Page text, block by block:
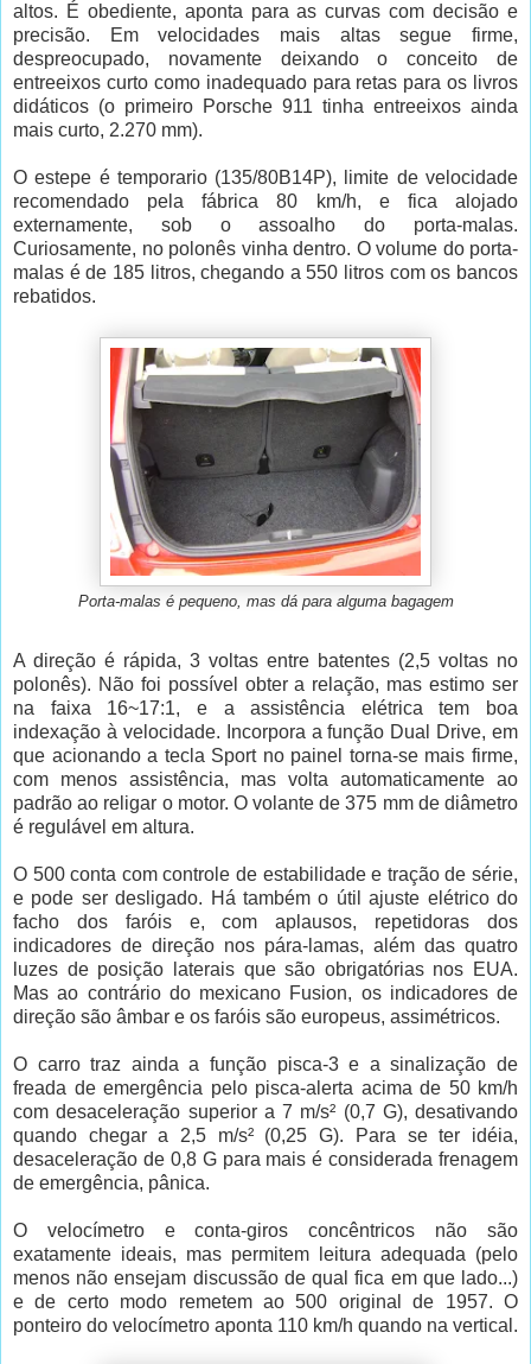
altos. É obediente, aponta para as curvas com decisão e
precisão. Em velocidades mais altas segue firme,
despreocupado, novamente deixando o conceito de
entreeixos curto como inadequado para retas para os livros
didáticos (o primeiro Porsche 911 tinha entreeixos ainda
mais curto, 2.270 mm).
O estepe é temporario (135/80B14P), limite de velocidade
recomendado pela fábrica 80 km/h, e fica alojado
externamente, sob o assoalho do porta-malas.
Curiosamente, no polonês vinha dentro. O volume do porta-
malas é de 185 litros, chegando a 550 litros com os bancos
rebatidos.
Porta-malas é pequeno, mas dá para alguma bagagem
A direção é rápida, 3 voltas entre batentes (2,5 voltas no
polonês). Não foi possível obter a relação, mas estimo ser
na faixa 16~17:1, e a assistência elétrica tem boa
indexação à velocidade. Incorpora a função Dual Drive, em
que acionando a tecla Sport no painel torna-se mais firme,
com menos assistência, mas volta automaticamente ao
padrão ao religar o motor. O volante de 375 mm de diâmetro
é regulável em altura.
O 500 conta com controle de estabilidade e tração de série,
e pode ser desligado. Há também o útil ajuste elétrico do
facho dos faróis e, com aplausos, repetidoras dos
indicadores de direção nos pára-lamas, além das quatro
luzes de posição laterais que são obrigatórias nos EUA.
Mas ao contrário do mexicano Fusion, os indicadores de
direção são âmbar e os faróis são europeus, assimétricos.
O carro traz ainda a função pisca-3 e a sinalização de
freada de emergência pelo pisca-alerta acima de 50 km/h
com desaceleração superior a 7 m/s² (0,7 G), desativando
quando chegar a 2,5 m/s² (0,25 G). Para se ter idéia,
desaceleração de 0,8 G para mais é considerada frenagem
de emergência, pânica.
O velocímetro e conta-giros concêntricos não são
exatamente ideais, mas permitem leitura adequada (pelo
menos não ensejam discussão de qual fica em que lado...)
e de certo modo remetem ao 500 original de 1957. O
ponteiro do velocímetro aponta 110 km/h quando na vertical.